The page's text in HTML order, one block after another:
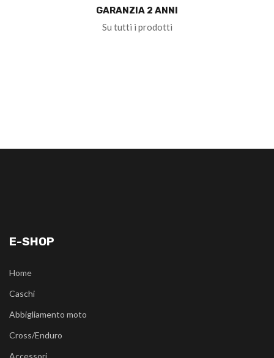
GARANZIA 2 ANNI
Su tutti i prodotti
E-SHOP
Home
Caschi
Abbigliamento moto
Cross/Enduro